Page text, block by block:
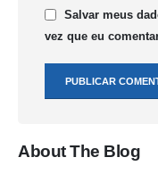
Salvar meus
vez que eu
About The Blog